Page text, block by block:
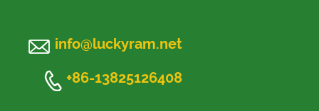
 info@luckyram.net
 +86-13825126408